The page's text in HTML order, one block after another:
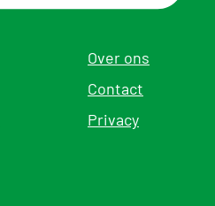
Over ons
Contact
Privacy